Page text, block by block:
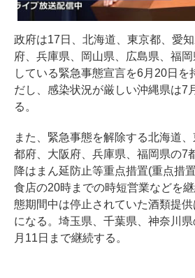
政府は17日、北海道、東京都、愛
府、兵庫県、岡山県、広島県、福
している緊急事態宣言を6月20日を
だし、感染状況が厳しい沖縄県は7
る。
また、緊急事態を解除する北海道
都府、大阪府、兵庫県、福岡県の7
降はまん延防止等重点措置(重点措
食店の20時までの時短営業などを
態期間中は停止されていた酒類提
になる。埼玉県、千葉県、神奈川
月11日まで継続する。